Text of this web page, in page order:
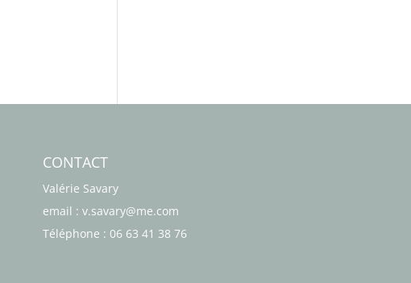
CONTACT
Valérie Savary
email : v.savary@me.com
Téléphone : 06 63 41 38 76